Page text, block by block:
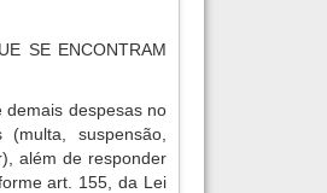
SE ENCONTRAM
despesas no
suspensão,
além de responder
art. 155, da Lei